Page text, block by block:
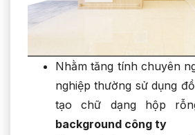
Nhằm tăng tính chuyên
nghiệp thường sử dụng
tạo chữ dạng hộp
background công ty